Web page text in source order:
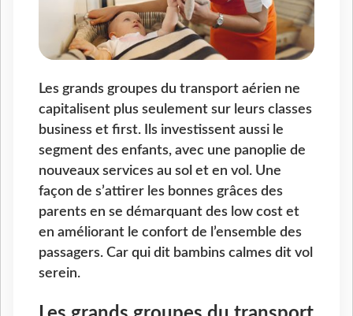
Les grands groupes du transport aérien ne
capitalisent plus seulement sur leurs classes
business et first. Ils investissent aussi le
segment des enfants, avec une panoplie de
nouveaux services au sol et en vol. Une
façon de s’attirer les bonnes grâces des
parents en se démarquant des low cost et
en améliorant le confort de l’ensemble des
passagers. Car qui dit bambins calmes dit vol
serein.